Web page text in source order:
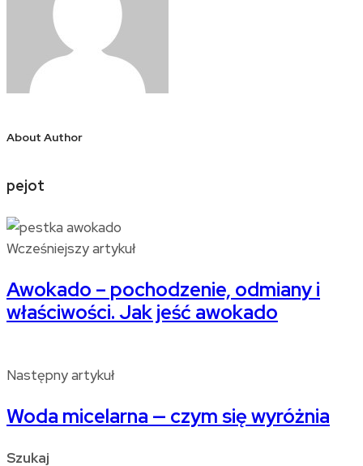
About Author
pejot
Wcześniejszy artykuł
Awokado – pochodzenie, odmiany i
właściwości. Jak jeść awokado
Następny artykuł
Woda micelarna — czym się wyróżnia
Szukaj